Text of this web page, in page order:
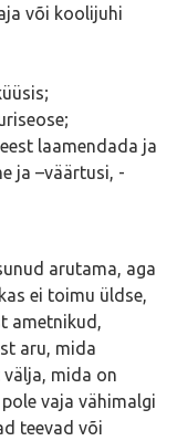
või koolijuhi
laamendada ja
ja –väärtusi, -
arutama, aga
ei toimu üldse,
ametnikud,
aru, mida
mida on
vaja vähimalgi
teevad või